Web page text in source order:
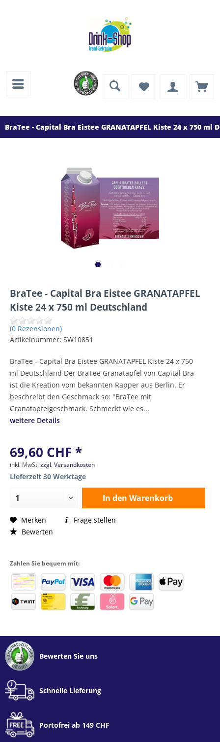
BraTee - Capital Bra Eistee GRANATAPFEL Kiste 24 x 750 ml
BraTee - Capital Bra Eistee GRANATAPFEL
Kiste 24 x 750 ml Deutschland
(0 Rezensionen)
Artikelnummer: SW10851
BraTee - Capital Bra Eistee GRANATAPFEL Kiste 24 x 750
ml Deutschland Der BraTee Granatapfel von Capital Bra
ist die Kreation vom bekannten Rapper aus Berlin. Er
beschreibt den Geschmack so: "BraTee mit
Granatapfelgeschmack. Schmeckt wie es...
weitere Details
69,60 CHF *
inkl. MwSt.zzgl. Versandkosten
Lieferzeit 30 Werktage
In den Warenkorb
Merken
Bewerten
Frage stellen
Zahlen Sie bequem mit:
Bewerten Sie uns
Schnelle Lieferung
Portofrei ab 149 CHF